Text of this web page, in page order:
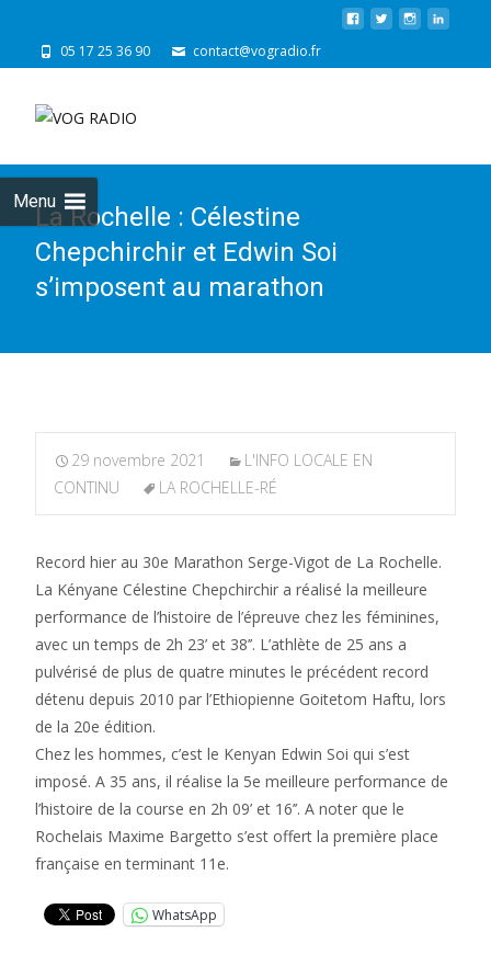
05 17 25 36 90 contact@vogradio.fr
Menu
La Rochelle : Célestine
Chepchirchir et Edwin Soi
s’imposent au marathon
29 novembre 2021
L'INFO LOCALE EN
CONTINU
LA ROCHELLE-RÉ
Record hier au 30e Marathon Serge-Vigot de La Rochelle.
La Kényane Célestine Chepchirchir a réalisé la meilleure
performance de l’histoire de l’épreuve chez les féminines,
avec un temps de 2h 23’ et 38’’. L’athlète de 25 ans a
pulvérisé de plus de quatre minutes le précédent record
détenu depuis 2010 par l’Ethiopienne Goitetom Haftu, lors
de la 20e édition.
Chez les hommes, c’est le Kenyan Edwin Soi qui s’est
imposé. A 35 ans, il réalise la 5e meilleure performance de
l’histoire de la course en 2h 09’ et 16’’. A noter que le
Rochelais Maxime Bargetto s’est offert la première place
française en terminant 11e.
WhatsApp